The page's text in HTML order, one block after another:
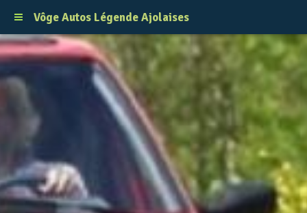
Vôge Autos Légende Ajolaises